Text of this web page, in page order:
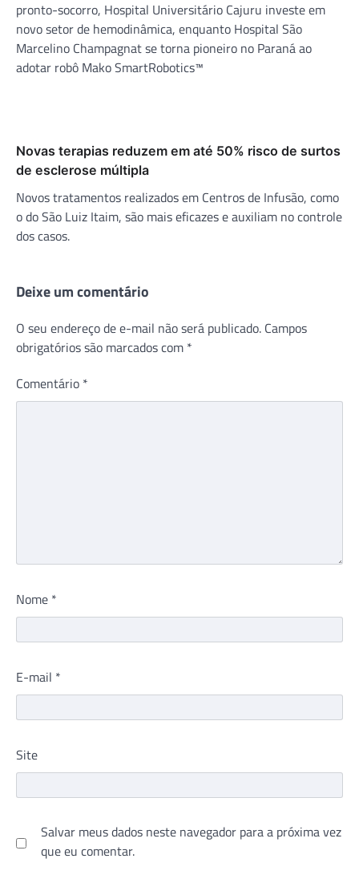
pronto-socorro, Hospital Universitário Cajuru investe em
novo setor de hemodinâmica, enquanto Hospital São
Marcelino Champagnat se torna pioneiro no Paraná ao
adotar robô Mako SmartRobotics™
Novas terapias reduzem em até 50% risco de surtos
de esclerose múltipla
Novos tratamentos realizados em Centros de Infusão, como
o do São Luiz Itaim, são mais eficazes e auxiliam no controle
dos casos.
Deixe um comentário
O seu endereço de e-mail não será publicado. Campos
obrigatórios são marcados com *
Comentário *
Nome *
E-mail *
Site
Salvar meus dados neste navegador para a próxima vez
que eu comentar.